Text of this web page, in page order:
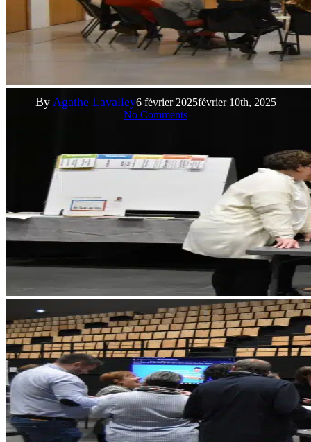
Actualités Animations en entreprise
Synergies s’engage avec les
organisations du territoire
By Agathe Lavalley6 février 2025février 10th, 2025
No Comments